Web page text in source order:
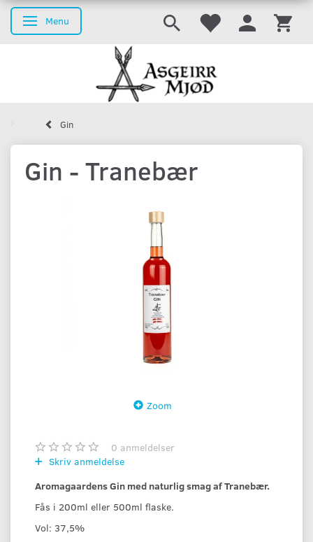
Skifte navigation
Menu
Gin
Gin - Tranebær
Zoom
0 anmeldelser
Skriv anmeldelse
Aromagaardens Gin med naturlig smag af Tranebær.
Fås i 200ml eller 500ml flaske.
Vol: 37,5%